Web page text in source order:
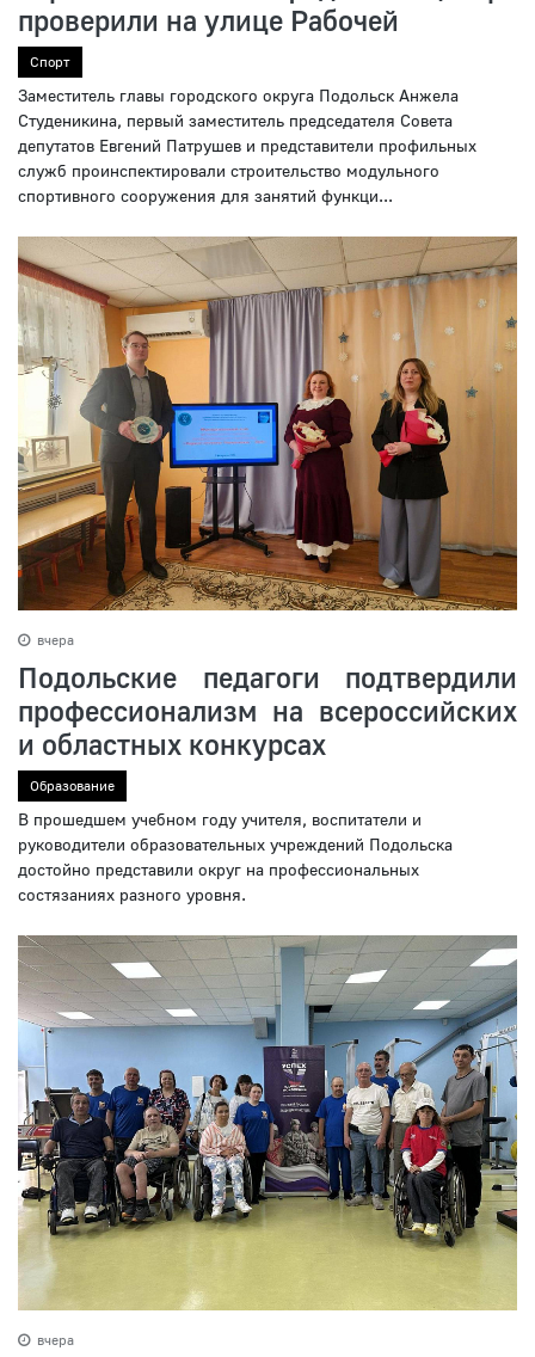
проверили на улице Рабочей
Спорт
Заместитель главы городского округа Подольск Анжела
Студеникина, первый заместитель председателя Совета
депутатов Евгений Патрушев и представители профильных
служб проинспектировали строительство модульного
спортивного сооружения для занятий функци...
вчера
Подольские педагоги подтвердили
профессионализм на всероссийских
и областных конкурсах
Образование
В прошедшем учебном году учителя, воспитатели и
руководители образовательных учреждений Подольска
достойно представили округ на профессиональных
состязаниях разного уровня.
вчера